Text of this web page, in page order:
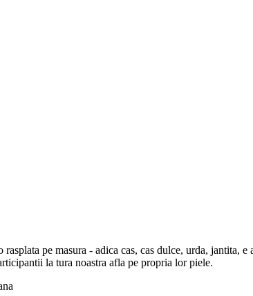
pe masura - adica cas, cas dulce, urda, jantita,
la tura noastra afla pe propria lor piele.